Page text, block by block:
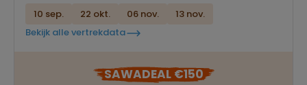
10 sep. 22 okt. 06 nov.
13 nov.
Bekijk alle vertrekdata
SAWADEAL €150